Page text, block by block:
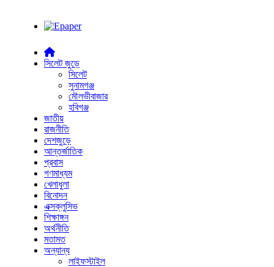
সিলেট জুড়ে
সিলেট
সুনামগঞ্জ
মৌলভীবাজার
হবিগঞ্জ
জাতীয়
রাজনীতি
দেশজুড়ে
আন্তর্জাতিক
প্রবাস
গণমাধ্যম
খেলাধুলা
বিনোদন
এক্সক্লুসিভ
শিক্ষাঙ্গন
অর্থনীতি
মতামত
অন্যান্য
লাইফস্টাইল